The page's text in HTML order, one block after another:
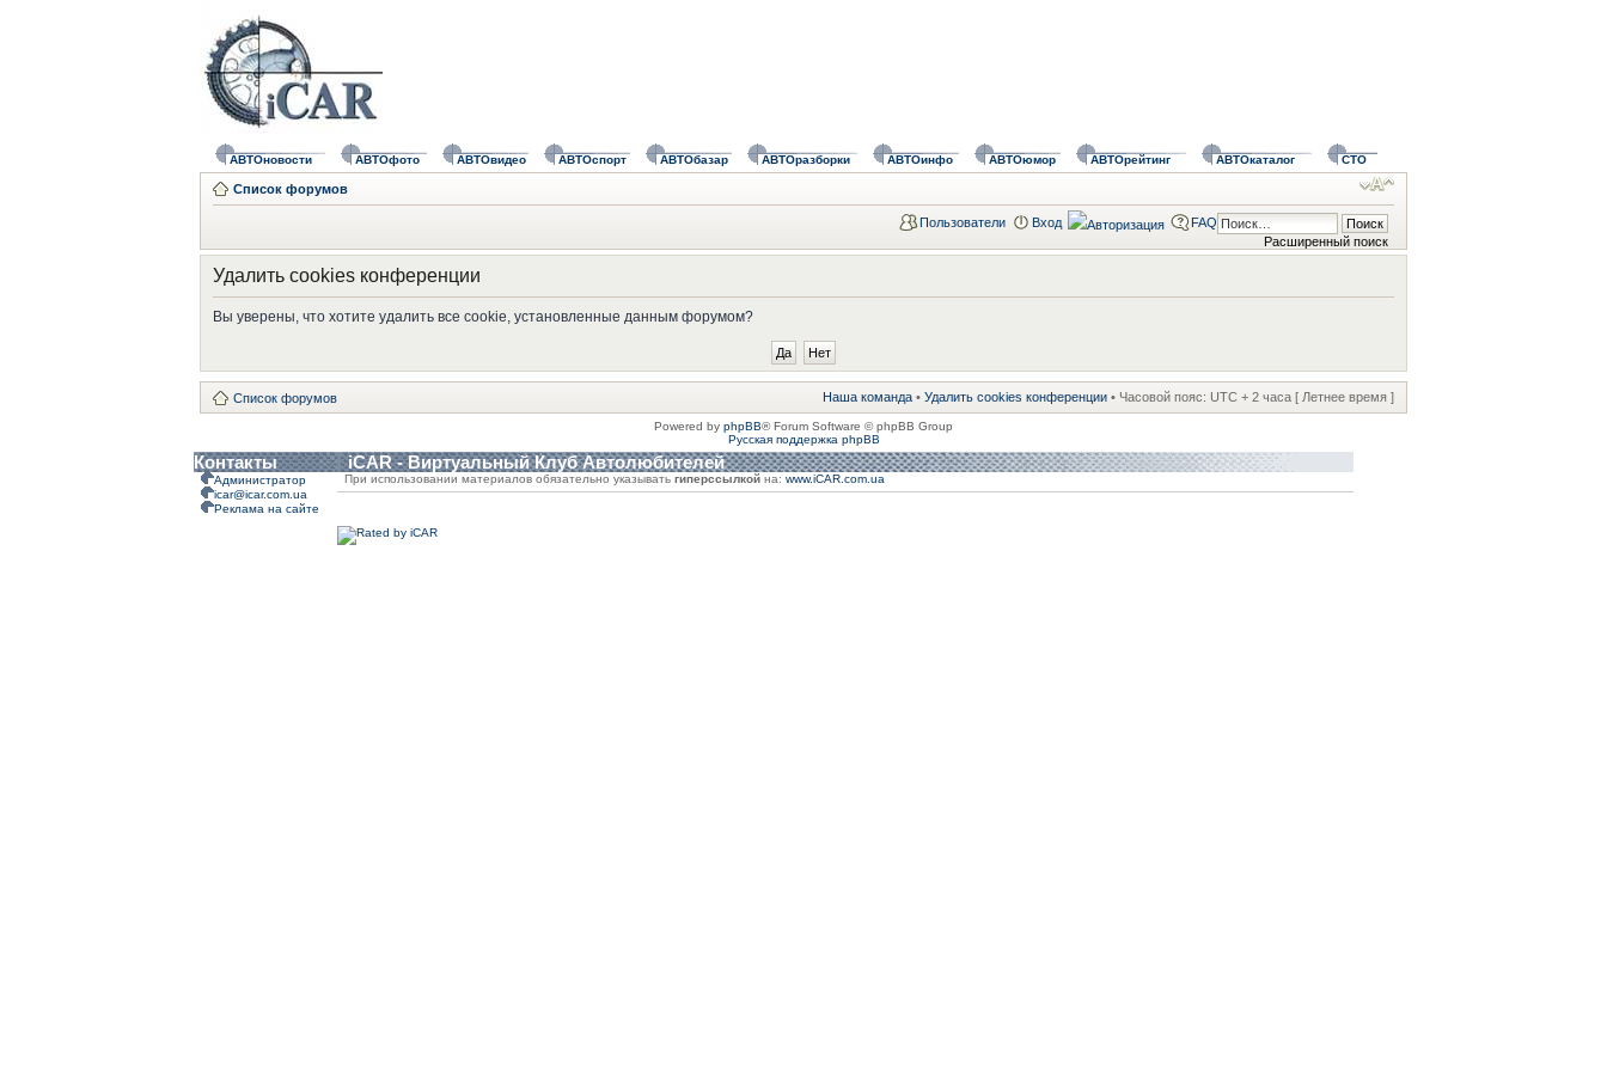
АВТОновости АВТОфото АВТОвидео АВТОспорт АВТОбазар АВТОразборки АВТОинфо АВТОюмор АВТОрейтинг АВТОкаталог СТО
Список форумов
Расширенный поиск
Пользователи Вход FAQ
Удалить cookies конференции
Вы уверены, что хотите удалить все cookie, установленные данным форумом?
Список форумов Наша команда • Удалить cookies конференции • Часовой пояс: UTC + 2 часа [ Летнее время ]
Powered by phpBB® Forum Software © phpBB Group
Русская поддержка phpBB
Контакты iCAR - Виртуальный Клуб Автолюбителей
Администратор
icar@icar.com.ua
Реклама на сайте
При использовании материалов обязательно указывать гиперссылкой на: www.iCAR.com.ua